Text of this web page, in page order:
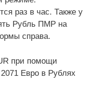
раз в час. Также у
Рубль ПМР на
справа.
при помощи
Евро в Рублях